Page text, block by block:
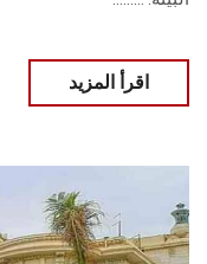
اقرأ المزيد